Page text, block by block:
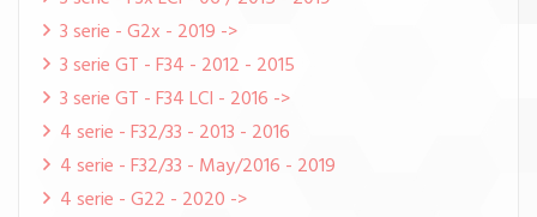
3 serie - G2x - 2019 ->
3 serie GT - F34 - 2012 - 2015
3 serie GT - F34 LCI - 2016 ->
4 serie - F32/33 - 2013 - 2016
4 serie - F32/33 - May/2016 - 2019
4 serie - G22 - 2020 ->